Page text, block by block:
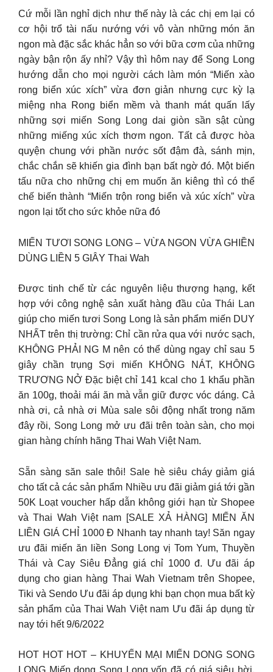
Cứ mỗi lần nghỉ dịch như thế này là các chị em lại có
cơ hội trổ tài nấu nướng với vô vàn những món ăn
ngon mà đặc sắc khác hẳn so với bữa cơm của những
ngày bận rộn ấy nhỉ? Vậy thì hôm nay để Song Long
hướng dẫn cho mọi người cách làm món “Miến xào
rong biển xúc xích” vừa đơn giản nhưng cực kỳ lạ
miệng nha Rong biển mềm và thanh mát quấn lấy
những sợi miến Song Long dai giòn sần sật cùng
những miếng xúc xích thơm ngon. Tất cả được hòa
quyện chung với phần nước sốt đậm đà, sánh mịn,
chắc chắn sẽ khiến gia đình bạn bất ngờ đó. Một biến
tấu nữa cho những chị em muốn ăn kiêng thì có thể
chế biến thành “Miến trộn rong biển và xúc xích” vừa
ngon lại tốt cho sức khỏe nữa đó
MIẾN TƯƠI SONG LONG – VỪA NGON VỪA GHIỀN
DÙNG LIỀN 5 GIÂY Thai Wah
Được tinh chế từ các nguyên liệu thượng hạng, kết
hợp với công nghệ sản xuất hàng đầu của Thái Lan
giúp cho miến tươi Song Long là sản phẩm miến DUY
NHẤT trên thị trường: Chỉ cần rửa qua với nước sạch,
KHÔNG PHẢI NG M nên có thể dùng ngay chỉ sau 5
giây chần trụng Sợi miến KHÔNG NÁT, KHÔNG
TRƯƠNG NỞ Đặc biệt chỉ 141 kcal cho 1 khẩu phần
ăn 100g, thoải mái ăn mà vẫn giữ được vóc dáng. Cả
nhà ơi, cả nhà ơi Mùa sale sôi động nhất trong năm
đây rồi, Song Long mở ưu đãi trên toàn sàn, cho mọi
gian hàng chính hãng Thai Wah Việt Nam.
Sẵn sàng săn sale thôi! Sale hè siêu cháy giảm giá
cho tất cả các sản phẩm Nhiều ưu đãi giảm giá tới gần
50K Loạt voucher hấp dẫn không giới hạn từ Shopee
và Thai Wah Việt nam [SALE XẢ HÀNG] MIẾN ĂN
LIỀN GIÁ CHỈ 1000 Đ Nhanh tay nhanh tay! Săn ngay
ưu đãi miến ăn liền Song Long vị Tom Yum, Thuyền
Thái và Cay Siêu Đẳng giá chỉ 1000 đ. Ưu đãi áp
dụng cho gian hàng Thai Wah Vietnam trên Shopee,
Tiki và Sendo Ưu đãi áp dụng khi bạn chọn mua bất kỳ
sản phẩm của Thai Wah Việt nam Ưu đãi áp dụng từ
nay tới hết 9/6/2022
HOT HOT HOT – KHUYẾN MẠI MIẾN DONG SONG
LONG Miến dong Song Long vốn đã có giá siêu hời,